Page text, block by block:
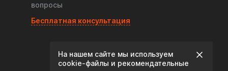
вопросы
Бесплатная консультация
На нашем сайте мы используем
cookie‑файлы и рекомендательные